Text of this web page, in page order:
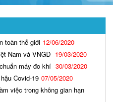
toàn thế giới 12/06/2020
Nam và VNGD 19/03/2020
máy đo khí 30/03/2020
Covid-19 07/05/2020
việc trong không gian hạn